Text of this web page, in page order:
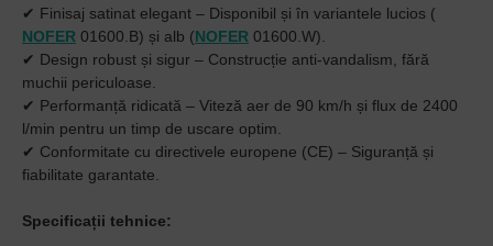
✔ Finisaj satinat elegant – Disponibil și în variantele lucios (
NOFER 01600.B) și alb (NOFER 01600.W).
✔ Design robust și sigur – Construcție anti-vandalism, fără
muchii periculoase.
✔ Performanță ridicată – Viteză aer de 90 km/h și flux de 2400
l/min pentru un timp de uscare optim.
✔ Conformitate cu directivele europene (CE) – Siguranță și
fiabilitate garantate.
Specificații tehnice: